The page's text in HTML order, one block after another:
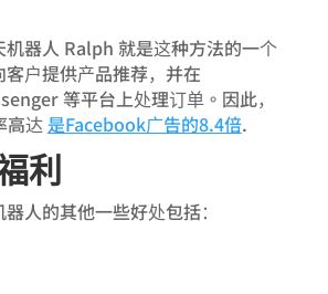
机器人 Ralph 就是这种方法的一个
户提供产品推荐，并在
等平台上处理订单。因此，
高达 是Facebook广告的8.4倍.
利
人的其他一些好处包括：